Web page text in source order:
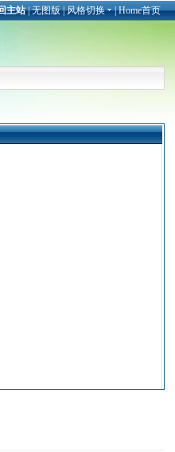
主站|无图版|风格切换 |Home首页